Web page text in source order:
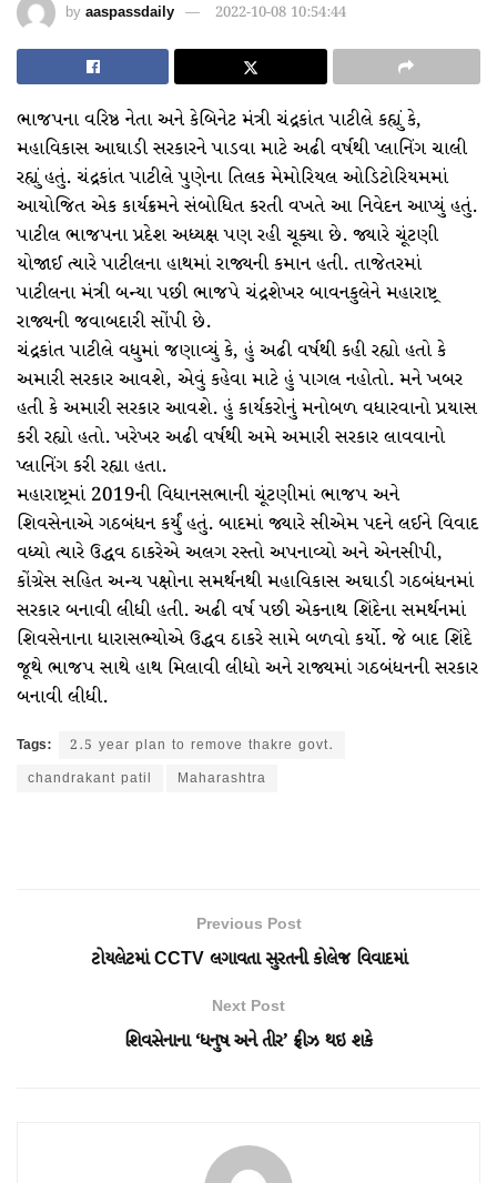
by aaspassdaily 2022-10-08 10:54:44
ભાજપના વરિષ્ઠ નેતા અને કેબિનેટ મંત્રી ચંદ્રકાંત પાટીલે કહ્યું કે,
મહાવિકાસ આઘાડી સરકારને પાડવા માટે અઢી વર્ષથી પ્લાનિંગ ચાલી
રહ્યું હતું. ચંદ્રકાંત પાટીલે પુણેના તિલક મેમોરિયલ ઓડિટોરિયમમાં
આયોજિત એક કાર્યક્રમને સંબોધિત કરતી વખતે આ નિવેદન આપ્યું હતું.
પાટીલ ભાજપના પ્રદેશ અધ્યક્ષ પણ રહી ચૂક્યા છે. જ્યારે ચૂંટણી
યોજાઈ ત્યારે પાટીલના હાથમાં રાજ્યની કમાન હતી. તાજેતરમાં
પાટીલના મંત્રી બન્યા પછી ભાજપે ચંદ્રશેખર બાવનકુલેને મહારાષ્ટ્ર
રાજ્યની જવાબદારી સોંપી છે.
ચંદ્રકાંત પાટીલે વધુમાં જણાવ્યું કે, હું અઢી વર્ષથી કહી રહ્યો હતો કે
અમારી સરકાર આવશે, એવું કહેવા માટે હું પાગલ નહોતો. મને ખબર
હતી કે અમારી સરકાર આવશે. હું કાર્યકરોનું મનોબળ વધારવાનો પ્રયાસ
કરી રહ્યો હતો. ખરેખર અઢી વર્ષથી અમે અમારી સરકાર લાવવાનો
પ્લાનિંગ કરી રહ્યા હતા.
મહારાષ્ટ્રમાં 2019ની વિધાનસભાની ચૂંટણીમાં ભાજપ અને
શિવસેનાએ ગઠબંધન કર્યું હતું. બાદમાં જ્યારે સીએમ પદને લઈને વિવાદ
વધ્યો ત્યારે ઉદ્ધવ ઠાકરેએ અલગ રસ્તો અપનાવ્યો અને એનસીપી,
કોંગ્રેસ સહિત અન્ય પક્ષોના સમર્થનથી મહાવિકાસ અઘાડી ગઠબંધનમાં
સરકાર બનાવી લીધી હતી. અઢી વર્ષ પછી એકનાથ શિંદેના સમર્થનમાં
શિવસેનાના ધારાસભ્યોએ ઉદ્ધવ ઠાકરે સામે બળવો કર્યો. જે બાદ શિંદે
જૂથે ભાજપ સાથે હાથ મિલાવી લીધો અને રાજ્યમાં ગઠબંધનની સરકાર
બનાવી લીધી.
Tags:
2.5 year plan to remove thakre govt.
chandrakant patil
Maharashtra
Previous Post
ટોયલેટમાં CCTV લગાવતા સુરતની કોલેજ વિવાદમાં
Next Post
શિવસેનાના ‘ધનુષ અને તીર’ ફ્રીઝ થઇ શકે